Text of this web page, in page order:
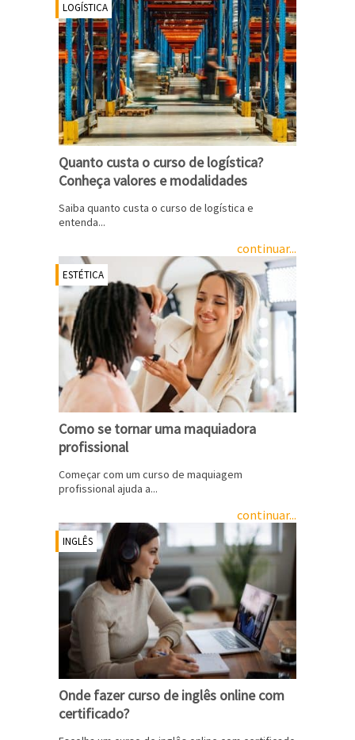
LOGÍSTICA
Quanto custa o curso de logística?
Conheça valores e modalidades
Saiba quanto custa o curso de logística e
entenda...
continuar...
ESTÉTICA
Como se tornar uma maquiadora
profissional
Começar com um curso de maquiagem
profissional ajuda a...
continuar...
INGLÊS
Onde fazer curso de inglês online com
certificado?